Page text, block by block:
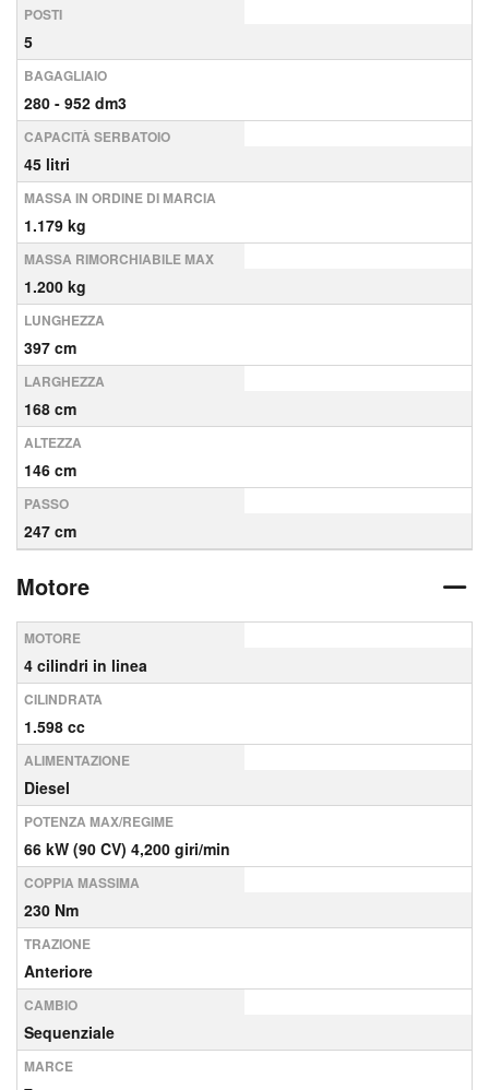
POSTI
5
BAGAGLIAIO
280 - 952 dm3
CAPACITÀ SERBATOIO
45 litri
MASSA IN ORDINE DI MARCIA
1.179 kg
MASSA RIMORCHIABILE MAX
1.200 kg
LUNGHEZZA
397 cm
LARGHEZZA
168 cm
ALTEZZA
146 cm
PASSO
247 cm
Motore
MOTORE
4 cilindri in linea
CILINDRATA
1.598 cc
ALIMENTAZIONE
Diesel
POTENZA MAX/REGIME
66 kW (90 CV) 4,200 giri/min
COPPIA MASSIMA
230 Nm
TRAZIONE
Anteriore
CAMBIO
Sequenziale
MARCE